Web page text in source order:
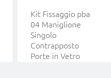
Kit Fissaggio pba
04 Maniglione
Singolo
Contrapposto
Porte in Vetro